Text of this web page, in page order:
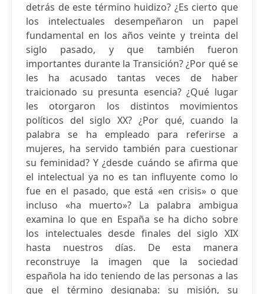
detrás de este término huidizo? ¿Es cierto que
los intelectuales desempeñaron un papel
fundamental en los años veinte y treinta del
siglo pasado, y que también fueron
importantes durante la Transición? ¿Por qué se
les ha acusado tantas veces de haber
traicionado su presunta esencia? ¿Qué lugar
les otorgaron los distintos movimientos
políticos del siglo XX? ¿Por qué, cuando la
palabra se ha empleado para referirse a
mujeres, ha servido también para cuestionar
su feminidad? Y ¿desde cuándo se afirma que
el intelectual ya no es tan influyente como lo
fue en el pasado, que está «en crisis» o que
incluso «ha muerto»? La palabra ambigua
examina lo que en España se ha dicho sobre
los intelectuales desde finales del siglo XIX
hasta nuestros días. De esta manera
reconstruye la imagen que la sociedad
española ha ido teniendo de las personas a las
que el término designaba: su misión, su